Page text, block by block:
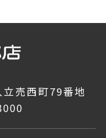
売西町79番地